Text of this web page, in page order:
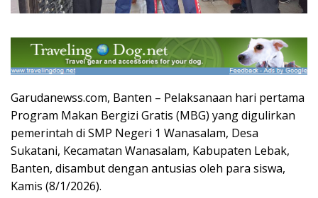
Garudanewss.com, Banten – Pelaksanaan hari pertama
Program Makan Bergizi Gratis (MBG) yang digulirkan
pemerintah di SMP Negeri 1 Wanasalam, Desa
Sukatani, Kecamatan Wanasalam, Kabupaten Lebak,
Banten, disambut dengan antusias oleh para siswa,
Kamis (8/1/2026).